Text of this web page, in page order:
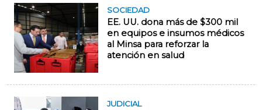
SOCIEDAD
EE. UU. dona más de $300 mil
en equipos e insumos médicos
al Minsa para reforzar la
atención en salud
JUDICIAL